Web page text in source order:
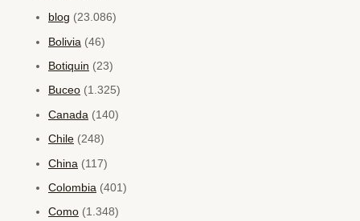
blog (23.086)
Bolivia (46)
Botiquin (23)
Buceo (1.325)
Canada (140)
Chile (248)
China (117)
Colombia (401)
Como (1.348)